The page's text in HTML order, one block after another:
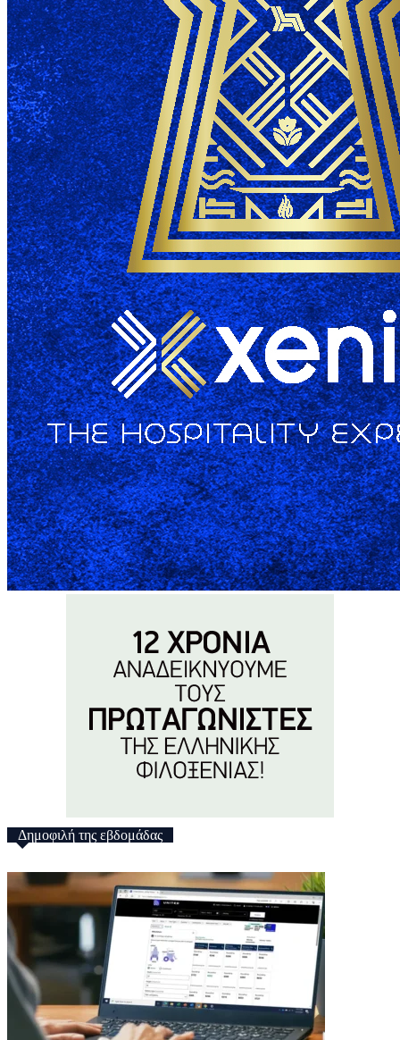
Δημοφιλή της εβδομάδας